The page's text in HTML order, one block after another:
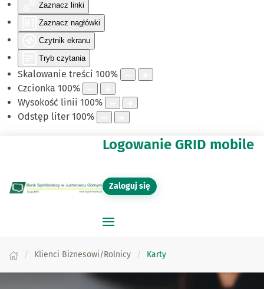
Zaznacz linki
Zaznacz nagłówki
Czytnik ekranu
Tryb czytania
Skalowanie treści 100%
Czcionka 100%
Wysokość linii 100%
Odstęp liter 100%
Logowanie GRID mobile
Zaloguj się
Klienci Biznesowi/Rolnicy Karty